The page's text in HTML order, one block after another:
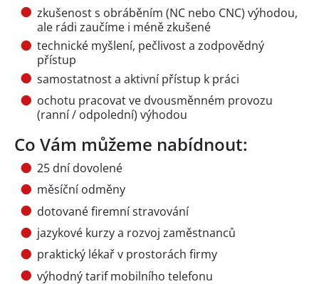
zkušenost s obráběním (NC nebo CNC) výhodou,
ale rádi zaučíme i méně zkušené
technické myšlení, pečlivost a zodpovědný
přístup
samostatnost a aktivní přístup k práci
ochotu pracovat ve dvousměnném provozu
(ranní / odpolední) výhodou
Co Vám můžeme nabídnout:
25 dní dovolené
měsíční odměny
dotované firemní stravování
jazykové kurzy a rozvoj zaměstnanců
praktický lékař v prostorách firmy
výhodný tarif mobilního telefonu